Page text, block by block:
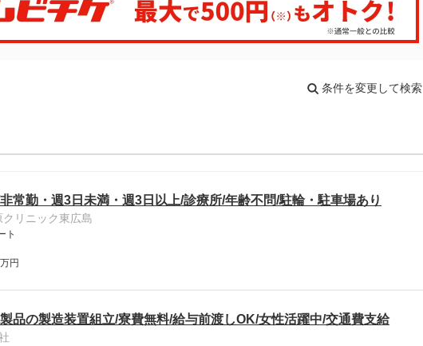
条件を変更して検索
常勤・週3日未満・週3日以上/診療所/年齢不問/駐輪・駐車場あり
リニック東広島
ト
円
品の製造装置組立/寮費無料/給与前渡しOK/女性活躍中/交通費支給